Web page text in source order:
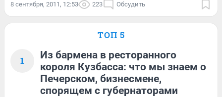
8 сентября, 2011, 12:53 223 Обсудить
ТОП 5
1
Из бармена в ресторанного
короля Кузбасса: что мы знаем о
Печерском, бизнесмене,
спорящем с губернаторами